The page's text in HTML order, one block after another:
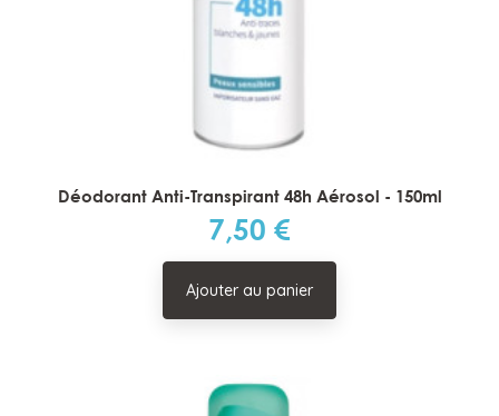
Déodorant Anti-Transpirant 48h Aérosol - 150ml
Prix
7,50 €
Ajouter au panier